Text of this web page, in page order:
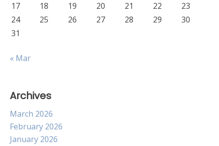
17
18 19 20 21 22
23
24
25 26 27 28 29
30
31
« Mar
Archives
March 2026
February 2026
January 2026